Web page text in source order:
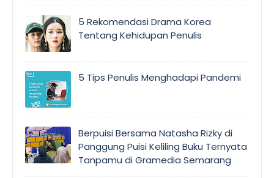
5 Rekomendasi Drama Korea
Tentang Kehidupan Penulis
5 Tips Penulis Menghadapi Pandemi
Berpuisi Bersama Natasha Rizky di
Panggung Puisi Keliling Buku Ternyata
Tanpamu di Gramedia Semarang